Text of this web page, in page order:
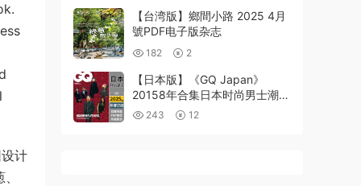
计
【台湾版】鄉間小路 2025 4月
號PDF电子版杂志
182 2
【日本版】《GQ Japan》
20158年合集日本时尚男士潮流
风尚服饰时装搭配pdf杂志（年
243 12